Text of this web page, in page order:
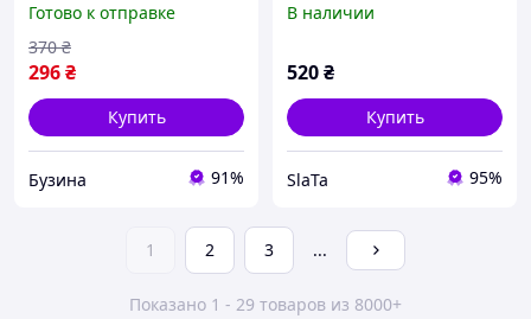
коррекции фигуры
buzyna
Готово к отправке
296₴
370 ₴
Купить
Бузина 91%
Belt
В наличии
520₴
Купить
SlaTa 95%
1 2 3 ...
Показано 1 - 29 товаров из 8000+